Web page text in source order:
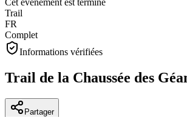
Cet événement est terminé
Trail
FR
Complet
Informations vérifiées
Trail de la Chaussée des
Partager